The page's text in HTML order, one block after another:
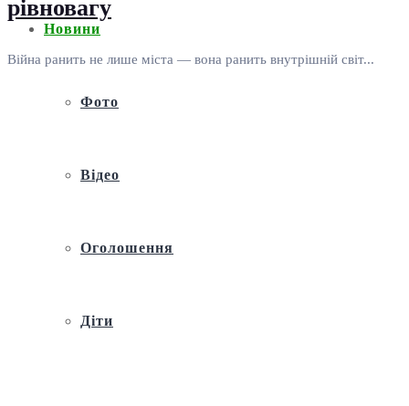
Новини
Фото
Відео
Оголошення
Діти
рівновагу
Війна ранить не лише міста — вона ранить внутрішній світ...